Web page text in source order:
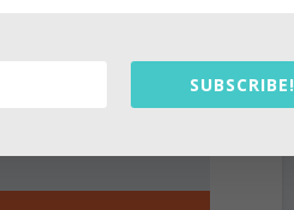
SUBSCRIBE!